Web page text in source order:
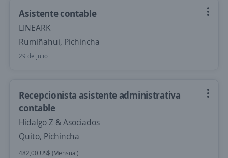
Asistente contable
LINEARK
Rumiñahui, Pichincha
29 de julio
Recepcionista asistente administrativa
contable
Hidalgo Z & Asociados
Quito, Pichincha
482,00 US$ (Mensual)